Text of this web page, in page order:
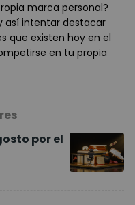
marca personal?
así intentar destacar
que existen hoy en el
en tu propia
por el